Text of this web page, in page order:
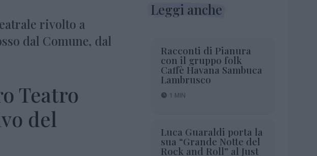
rivolto a
dal Comune, dal
Teatro
del
Leggi anche
Racconti di Pianura
con il gruppo folk
Caffè Havana Sambuca
Lambrusco
1 MIN
Luca Guaraldi porta la
sua “Grande Notte del
Rock and Roll” al Just